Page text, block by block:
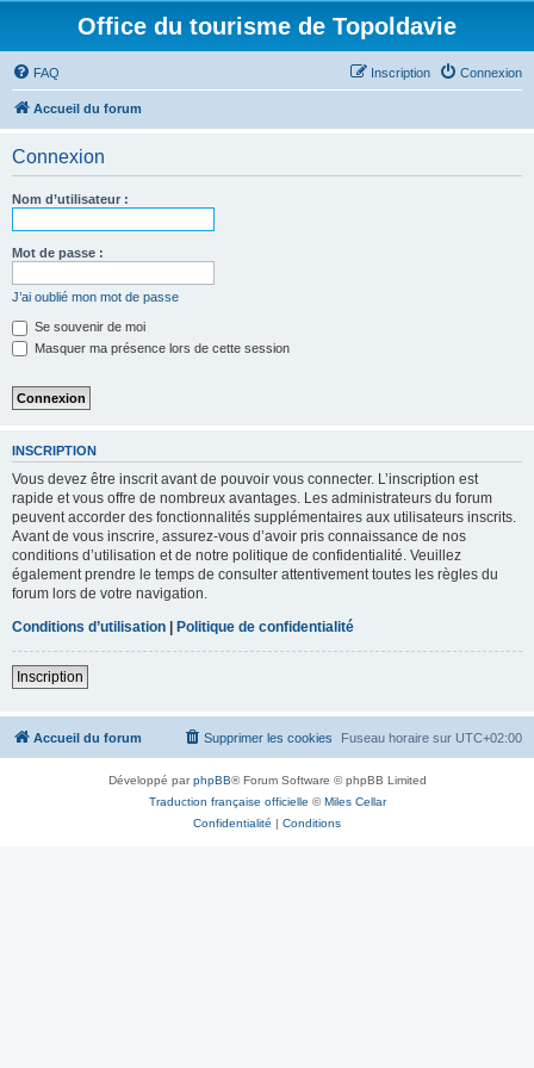
Office du tourisme de Topoldavie
FAQ Connexion
Inscription
Accueil du forum
Connexion
Nom d’utilisateur :
Mot de passe :
J’ai oublié mon mot de passe
Se souvenir de moi
Masquer ma présence lors de cette session
INSCRIPTION
Vous devez être inscrit avant de pouvoir vous connecter. L’inscription est
rapide et vous offre de nombreux avantages. Les administrateurs du forum
peuvent accorder des fonctionnalités supplémentaires aux utilisateurs inscrits.
Avant de vous inscrire, assurez-vous d’avoir pris connaissance de nos
conditions d’utilisation et de notre politique de confidentialité. Veuillez
également prendre le temps de consulter attentivement toutes les règles du
forum lors de votre navigation.
Conditions d’utilisation | Politique de confidentialité
Inscription
Accueil du forum Fuseau horaire sur UTC+02:00
Supprimer les cookies
Développé parphpBB® Forum Software © phpBB Limited
Traduction française officielle ©Miles Cellar
Confidentialité | Conditions